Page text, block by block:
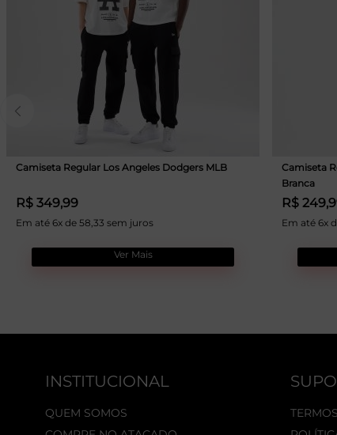
Camiseta Regular Los Angeles Dodgers MLB
R$ 349,99
Em até 6x de 58,33 sem juros
Ver Mais
Camiseta
Branca
R$
Em até 6x
INSTITUCIONAL
QUEM SOMOS